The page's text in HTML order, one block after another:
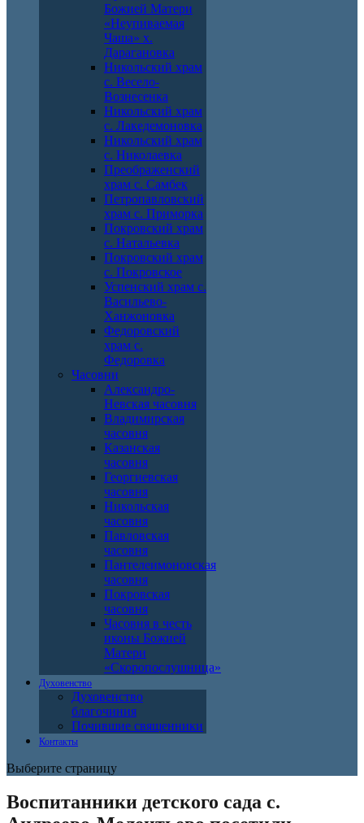
Божией Матери
«Неупиваемая
Чаша» х.
Дарагановка
Никольский храм
с. Весело-
Вознесенка
Никольский храм
с. Лакедемоновка
Никольский храм
с. Николаевка
Преображенский
храм с. Самбек
Петропавловский
храм с. Приморка
Покровский храм
с. Натальевка
Покровский храм
с. Покровское
Успенский храм с.
Васильево-
Ханжоновка
Федоровский
храм с.
Федоровка
Часовни
Александро-
Невская часовня
Владимирская
часовня
Казанская
часовня
Георгиевская
часовня
Никольская
часовня
Павловская
часовня
Пантелеимоновская
часовня
Покровская
часовня
Часовня в честь
иконы Божией
Матери
«Скоропослушница»
Духовенство
Духовенство
благочиния
Почившие священники
Контакты
Выберите страницу
Воспитанники детского сада с.